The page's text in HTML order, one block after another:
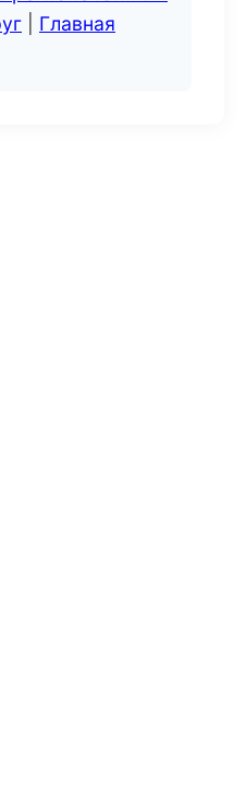
Главная